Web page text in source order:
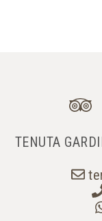
TENUTA